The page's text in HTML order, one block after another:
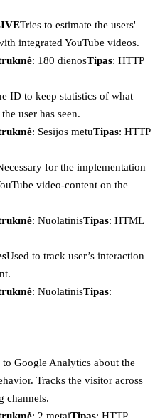
Tries to estimate the users'
integrated YouTube videos.
: 180 dienosTipas: HTTP
ID to keep statistics of what
user has seen.
: Sesijos metuTipas: HTTP
for the implementation
video-content on the
: NuolatinisTipas: HTML
Used to track user’s interaction
: NuolatinisTipas:
to Google Analytics about the
Tracks the visitor across
channels.
: 2 metaiTipas: HTTP